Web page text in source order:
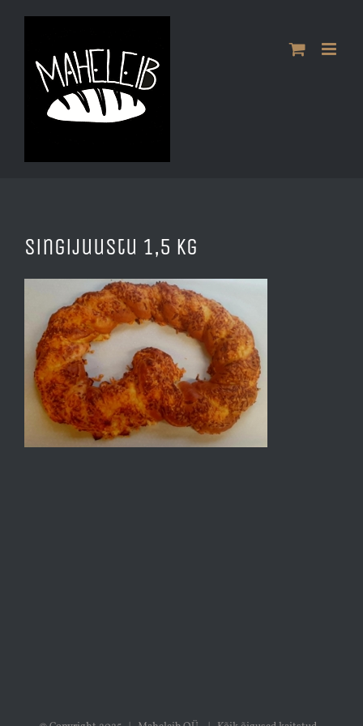
Skip
content
singijuustu 1,5 kg